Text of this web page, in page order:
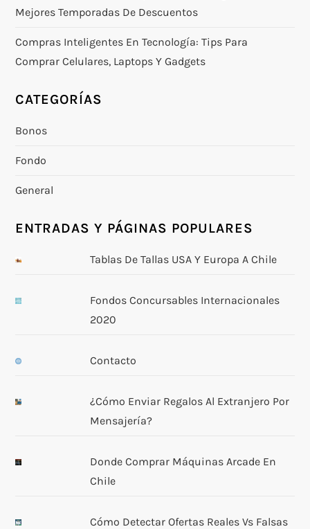
Mejores Temporadas De Descuentos
Compras Inteligentes En Tecnología: Tips Para
Comprar Celulares, Laptops Y Gadgets
CATEGORÍAS
Bonos
Fondo
General
ENTRADAS Y PÁGINAS POPULARES
Tablas De Tallas USA Y Europa A Chile
Fondos Concursables Internacionales
2020
Contacto
¿Cómo Enviar Regalos Al Extranjero Por
Mensajería?
Donde Comprar Máquinas Arcade En
Chile
Cómo Detectar Ofertas Reales Vs Falsas